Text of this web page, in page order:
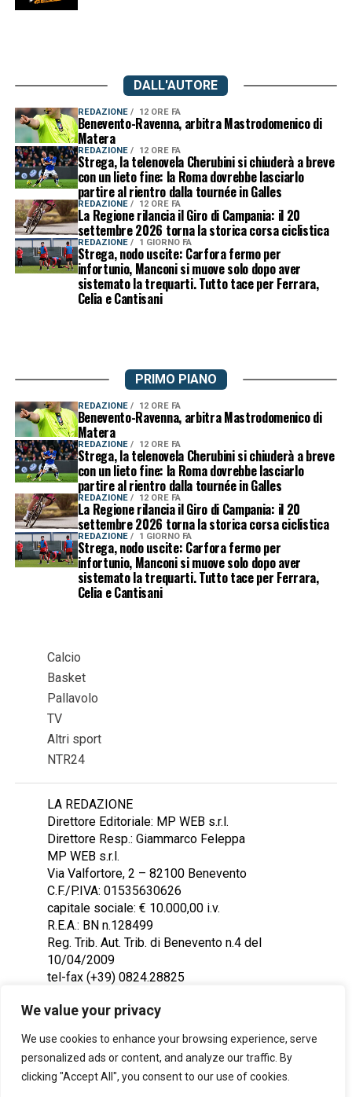
We value your privacy
We use cookies to enhance your browsing experience, serve
personalized ads or content, and analyze our traffic. By
clicking "Accept All", you consent to our use of cookies.
DALL'AUTORE
REDAZIONE 12 ORE FA
Benevento-Ravenna, arbitra Mastrodomenico di
Matera
REDAZIONE 12 ORE FA
Strega, la telenovela Cherubini si chiuderà a breve
con un lieto fine: la Roma dovrebbe lasciarlo
partire al rientro dalla tournée in Galles
REDAZIONE 12 ORE FA
La Regione rilancia il Giro di Campania: il 20
settembre 2026 torna la storica corsa ciclistica
REDAZIONE 1 GIORNO FA
Strega, nodo uscite: Carfora fermo per
infortunio, Manconi si muove solo dopo aver
sistemato la trequarti. Tutto tace per Ferrara,
Celia e Cantisani
PRIMO PIANO
REDAZIONE 12 ORE FA
Benevento-Ravenna, arbitra Mastrodomenico di
Matera
REDAZIONE 12 ORE FA
Strega, la telenovela Cherubini si chiuderà a breve
con un lieto fine: la Roma dovrebbe lasciarlo
partire al rientro dalla tournée in Galles
REDAZIONE 12 ORE FA
La Regione rilancia il Giro di Campania: il 20
settembre 2026 torna la storica corsa ciclistica
REDAZIONE 1 GIORNO FA
Strega, nodo uscite: Carfora fermo per
infortunio, Manconi si muove solo dopo aver
sistemato la trequarti. Tutto tace per Ferrara,
Celia e Cantisani
Calcio
Basket
Pallavolo
TV
Altri sport
NTR24
LA REDAZIONE
Direttore Editoriale: MP WEB s.r.l.
Direttore Resp.: Giammarco Feleppa
MP WEB s.r.l.
Via Valfortore, 2 – 82100 Benevento
C.F./P.IVA: 01535630626
capitale sociale: € 10.000,00 i.v.
R.E.A.: BN n.128499
Reg. Trib. Aut. Trib. di Benevento n.4 del
10/04/2009
tel-fax (+39) 0824.28825